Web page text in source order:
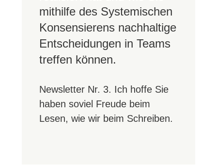
mithilfe des Systemischen
Konsensierens nachhaltige
Entscheidungen in Teams
treffen können.
Newsletter Nr. 3. Ich hoffe Sie
haben soviel Freude beim
Lesen, wie wir beim Schreiben.